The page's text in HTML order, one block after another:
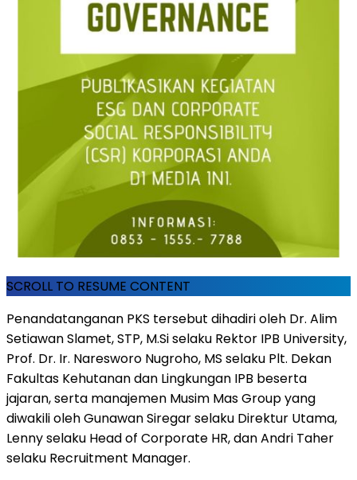
SCROLL TO RESUME CONTENT
Penandatanganan PKS tersebut dihadiri oleh Dr. Alim
Setiawan Slamet, STP, M.Si selaku Rektor IPB University,
Prof. Dr. Ir. Naresworo Nugroho, MS selaku Plt. Dekan
Fakultas Kehutanan dan Lingkungan IPB beserta
jajaran, serta manajemen Musim Mas Group yang
diwakili olehGunawan Siregarselaku Direktur Utama,
Lenny selaku Head of Corporate HR, danAndri Taher
selaku Recruitment Manager.